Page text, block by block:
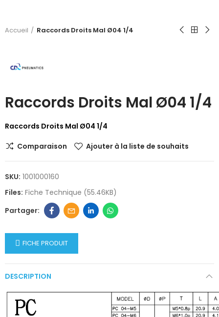
Accueil Raccords Droits Mal Ø04 1/4
Raccords Droits Mal Ø04 1/4
Raccords Droits Mal Ø04 1/4
Comparaison Ajouter à la liste de souhaits
SKU: 1001000160
Files: Fiche Technique (55.46KB)
FICHE PRODUIT
DESCRIPTION